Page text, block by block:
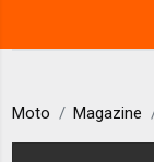
Moto Magazine